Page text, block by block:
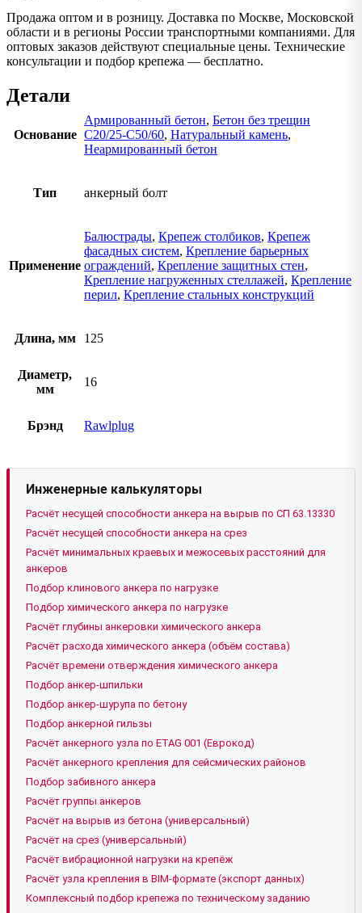
Продажа оптом и в розницу. Доставка по Москве, Московской
области и в регионы России транспортными компаниями. Для
оптовых заказов действуют специальные цены. Технические
консультации и подбор крепежа — бесплатно.
Детали
Основание
Армированный бетон, Бетон без трещин
C20/25-C50/60, Натуральный камень,
Неармированный бетон
Тип анкерный болт
Применение
Балюстрады, Крепеж столбиков, Крепеж
фасадных систем, Крепление барьерных
ограждений, Крепление защитных стен,
Крепление нагруженных стеллажей, Крепление
перил, Крепление стальных конструкций
Длина, мм 125
Диаметр,
мм
16
Брэнд Rawlplug
Инженерные калькуляторы
Расчёт несущей способности анкера на вырыв по СП 63.13330
Расчёт несущей способности анкера на срез
Расчёт минимальных краевых и межосевых расстояний для
анкеров
Подбор клинового анкера по нагрузке
Подбор химического анкера по нагрузке
Расчёт глубины анкеровки химического анкера
Расчёт расхода химического анкера (объём состава)
Расчёт времени отверждения химического анкера
Подбор анкер-шпильки
Подбор анкер-шурупа по бетону
Подбор анкерной гильзы
Расчёт анкерного узла по ETAG 001 (Еврокод)
Расчёт анкерного крепления для сейсмических районов
Подбор забивного анкера
Расчёт группы анкеров
Расчёт на вырыв из бетона (универсальный)
Расчёт на срез (универсальный)
Расчёт вибрационной нагрузки на крепёж
Расчёт узла крепления в BIM-формате (экспорт данных)
Комплексный подбор крепежа по техническому заданию